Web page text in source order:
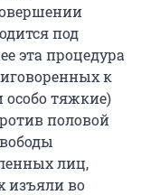
под
эта процедура
к
тяжкие)
половой
лиц,
изъяли во